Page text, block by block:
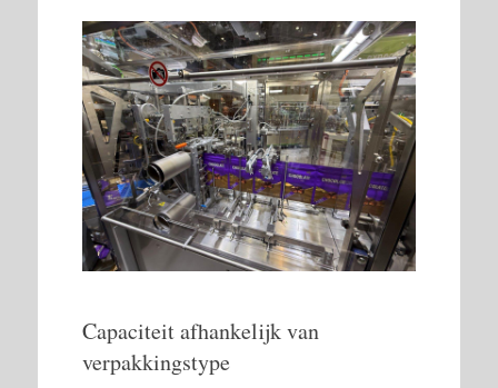
Capaciteit afhankelijk van
verpakkingstype